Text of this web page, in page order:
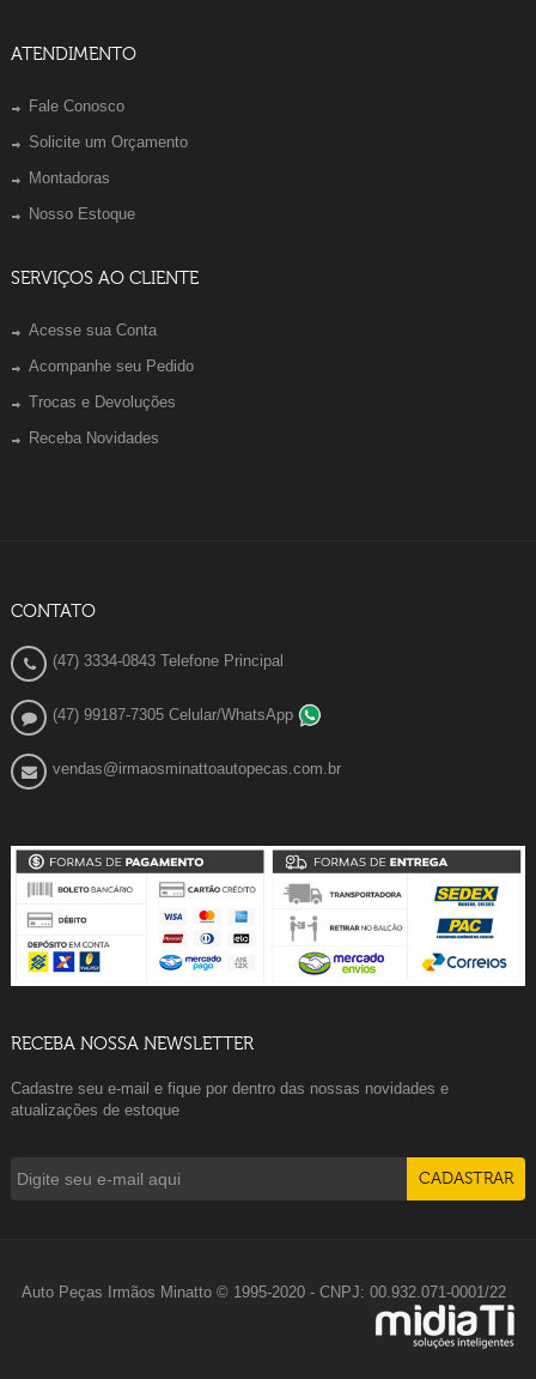
ATENDIMENTO
Fale Conosco
Solicite um Orçamento
Montadoras
Nosso Estoque
SERVIÇOS AO CLIENTE
Acesse sua Conta
Acompanhe seu Pedido
Trocas e Devoluções
Receba Novidades
CONTATO
(47) 3334-0843 Telefone Principal
(47) 99187-7305 Celular/WhatsApp
vendas@irmaosminattoautopecas.com.br
RECEBA NOSSA NEWSLETTER
Cadastre seu e-mail e fique por dentro das nossas novidades e
atualizações de estoque
Auto Peças Irmãos Minatto © 1995-2020 - CNPJ: 00.932.071-0001/22